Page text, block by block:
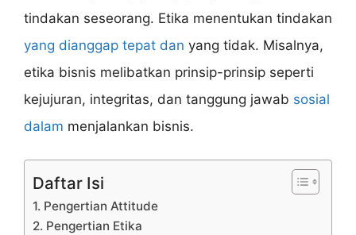
tindakan seseorang. Etika menentukan tindakan
yang dianggap tepat dan yang tidak. Misalnya,
etika bisnis melibatkan prinsip-prinsip seperti
kejujuran, integritas, dan tanggung jawab sosial
dalam menjalankan bisnis.
Daftar Isi
1. Pengertian Attitude
2. Pengertian Etika